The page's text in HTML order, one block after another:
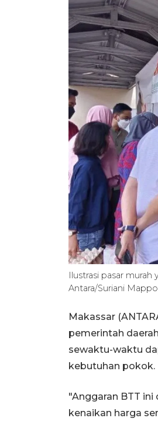
Ilustrasi pasar
Antara/Suriani
Makassar
pemerintah
sewaktu-waktu
kebutuhan pokok.
"Anggaran BTT
kenaikan harga